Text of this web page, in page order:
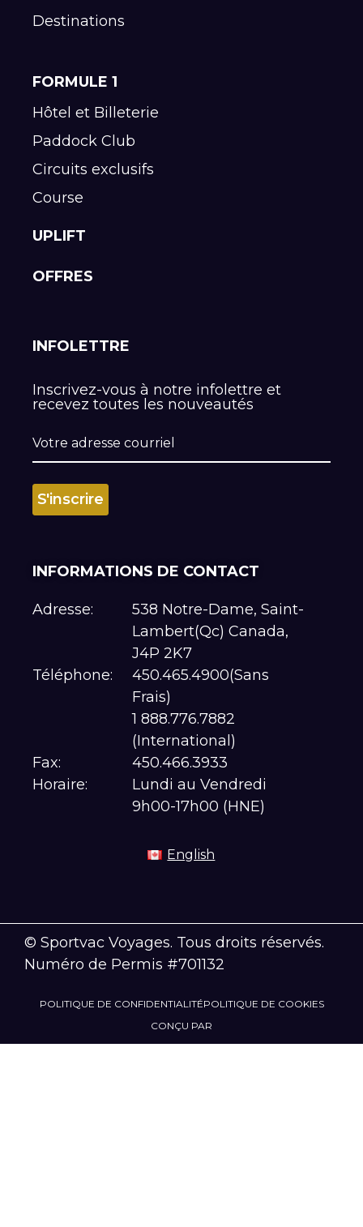
Destinations
FORMULE 1
Hôtel et Billeterie
Paddock Club
Circuits exclusifs
Course
UPLIFT
OFFRES
INFOLETTRE
Inscrivez-vous à notre infolettre et
recevez toutes les nouveautés
INFORMATIONS DE CONTACT
Adresse:
538 Notre-Dame, Saint-
Lambert(Qc) Canada,
J4P 2K7
Téléphone:
450.465.4900(Sans
Frais)
1 888.776.7882
(International)
Fax:
450.466.3933
Horaire:
Lundi au Vendredi
9h00-17h00 (HNE)
English
© Sportvac Voyages. Tous droits réservés.
Numéro de Permis #701132
POLITIQUE DE CONFIDENTIALITÉPOLITIQUE DE COOKIES
CONÇU PAR